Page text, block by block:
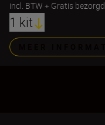
incl. BTW + Gratis bezorgd
1 kit